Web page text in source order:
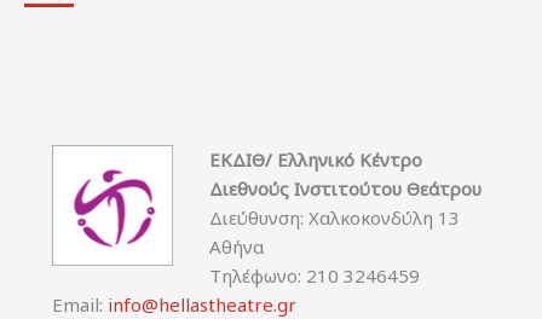
ΕΚΔΙΘ/ Ελληνικό Κέντρο
Διεθνούς Ινστιτούτου Θεάτρου
Διεύθυνση: Χαλκοκονδύλη 13
Αθήνα
Τηλέφωνο: 210 3246459
Email: info@hellastheatre.gr